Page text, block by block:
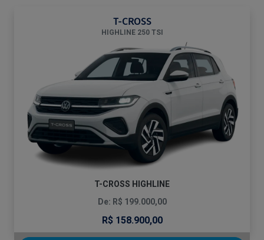
T-CROSS
HIGHLINE 250 TSI
T-CROSS HIGHLINE
De: R$ 199.000,00
R$ 158.900,00